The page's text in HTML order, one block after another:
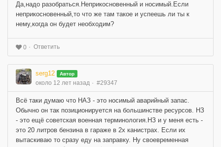
Да,надо разобраться.Неприкосновенный и носимый.Если
неприкосновенный,то что же там такое и успеешь ли ты к
нему,когда он будет необходим?
0 Ответить
serg12 Автор
около 12 лет назад #29347
Всё таки думаю что НАЗ - это носимый аварийный запас.
Обычно он так позиционируется на большинстве ресурсов. НЗ
- это ещё советская военная терминология.НЗ и у меня есть -
это 20 литров бензина в гараже в 2х канистрах. Если их
вытаскиваю то сразу еду на заправку. Ну своевременная